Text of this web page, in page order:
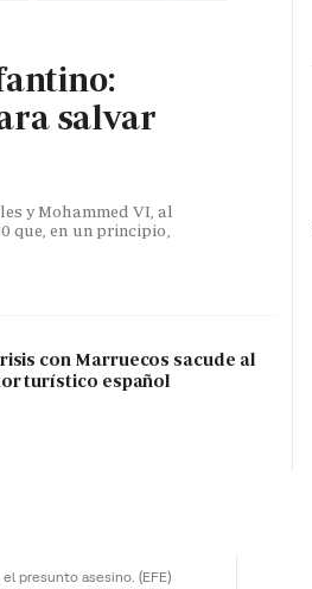
salvar
y Mohammed VI, al
que, en un principio,
con Marruecos sacude al
turístico español
presunto asesino. (EFE)